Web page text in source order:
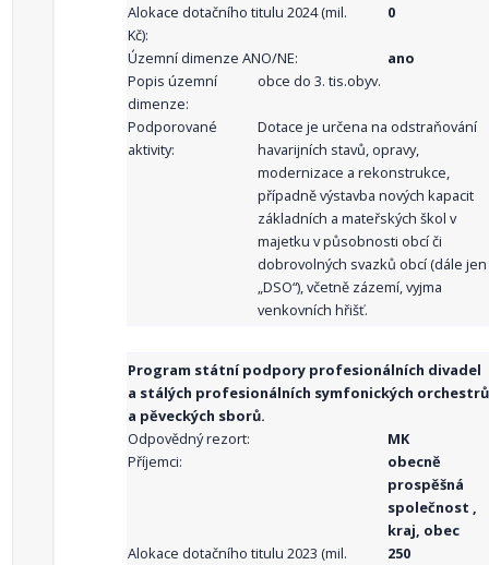
Alokace dotačního titulu 2024 (mil.
Kč):
0
Územní dimenze ANO/NE:
ano
Popis územní
dimenze:
obce do 3. tis.obyv.
Podporované
aktivity:
Dotace je určena na odstraňování
havarijních stavů, opravy,
modernizace a rekonstrukce,
případně výstavba nových kapacit
základních a mateřských škol v
majetku v působnosti obcí či
dobrovolných svazků obcí (dále jen
„DSO“), včetně zázemí, vyjma
venkovních hřišť.
Program státní podpory profesionálních divadel
a stálých profesionálních symfonických orchestrů
a pěveckých sborů.
Odpovědný rezort:
MK
Příjemci:
obecně
prospěšná
společnost ,
kraj, obec
Alokace dotačního titulu 2023 (mil.
250